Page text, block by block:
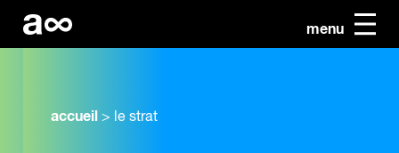
menu
accueil > le strat